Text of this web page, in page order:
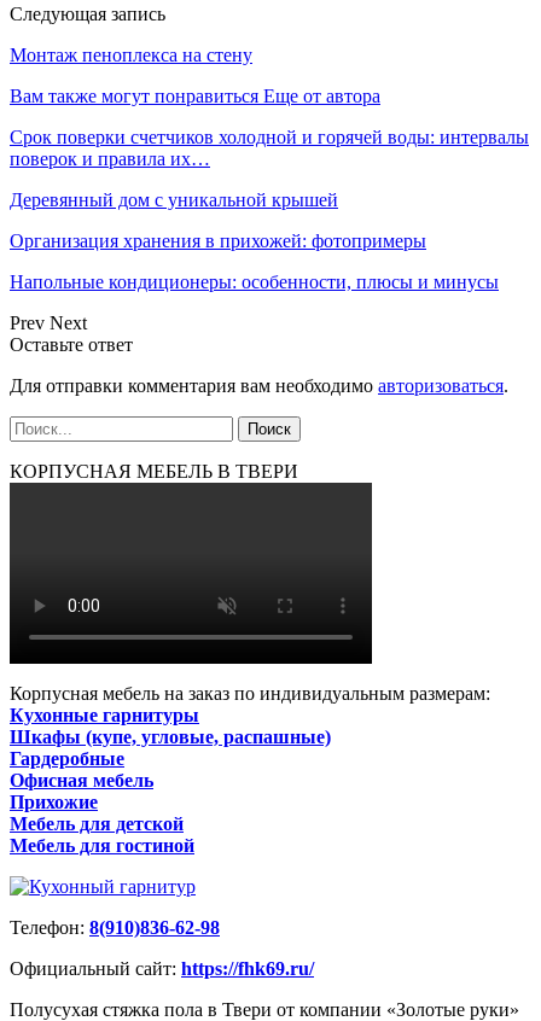
Следующая запись
Монтаж пеноплекса на стену
Вам также могут понравиться Еще от автора
Срок поверки счетчиков холодной и горячей воды: интервалы
поверок и правила их…
Деревянный дом с уникальной крышей
Организация хранения в прихожей: фотопримеры
Напольные кондиционеры: особенности, плюсы и минусы
Prev Next
Оставьте ответ
Для отправки комментария вам необходимо авторизоваться.
КОРПУСНАЯ МЕБЕЛЬ В ТВЕРИ
Корпусная мебель на заказ по индивидуальным размерам:
Кухонные гарнитуры
Шкафы (купе, угловые, распашные)
Гардеробные
Офисная мебель
Прихожие
Мебель для детской
Мебель для гостиной
Телефон: 8(910)836-62-98
Официальный сайт: https://fhk69.ru/
Полусухая стяжка пола в Твери от компании «Золотые руки»